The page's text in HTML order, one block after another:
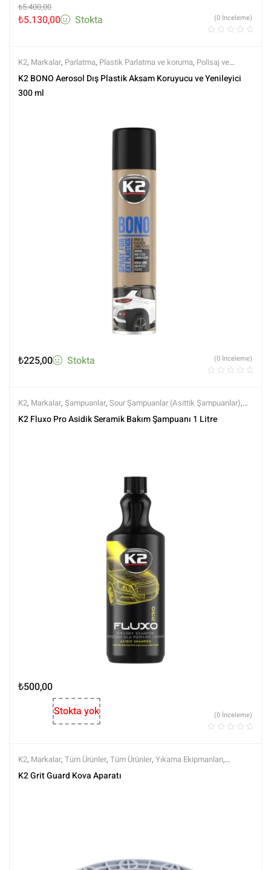
₺5.400,00
₺5.130,00 Stokta (0 İnceleme)
K2, Markalar, Parlatma, Plastik Parlatma ve koruma, Polisaj ve
Parlatma,Tüm Ürünler,Tüm Ürünler
K2 BONO Aerosol Dış Plastik Aksam Koruyucu ve Yenileyici
300 ml
₺225,00 Stokta (0 İnceleme)
K2, Markalar, Şampuanlar, Sour Şampuanlar (Asittik Şampuanlar),
Tüm Ürünler,Tüm Ürünler,Yıkama Ürünleri
K2 Fluxo Pro Asidik Seramik Bakım Şampuanı 1 Litre
₺500,00
Stokta yok
(0 İnceleme)
K2, Markalar, Tüm Ürünler, Tüm Ürünler, Yıkama Ekipmanları,
Yıkama Ürünleri
K2 Grit Guard Kova Aparatı